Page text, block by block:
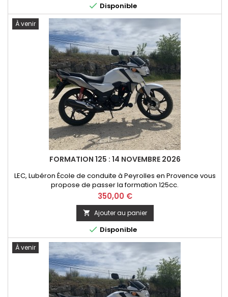
 Disponible
À venir
FORMATION 125 : 14 NOVEMBRE 2026
LEC, Lubéron École de conduite à Peyrolles en Provence vous
propose de passer la formation 125cc.
Prix
350,00 €
 Ajouter au panier
 Disponible
À venir